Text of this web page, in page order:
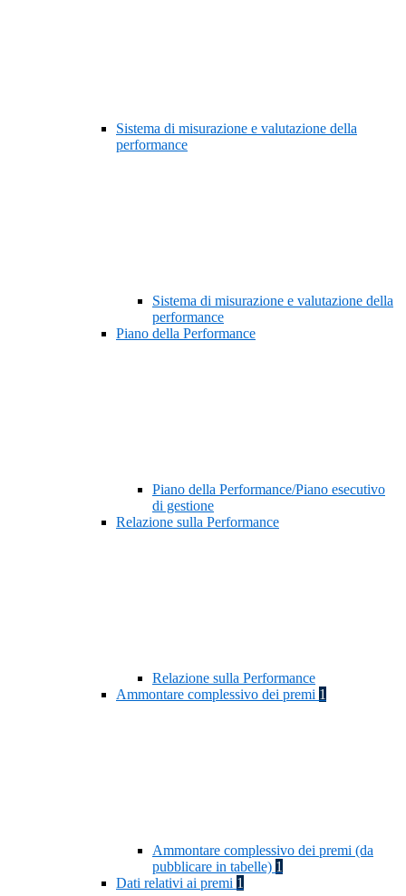
Sistema di misurazione e valutazione della
performance
Sistema di misurazione e valutazione della
performance
Piano della Performance
Piano della Performance/Piano esecutivo
di gestione
Relazione sulla Performance
Relazione sulla Performance
Ammontare complessivo dei premi 1
Ammontare complessivo dei premi (da
pubblicare in tabelle) 1
Dati relativi ai premi 1